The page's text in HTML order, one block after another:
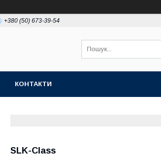
+380 (50) 673-39-54
КОНТАКТИ
SLK-Class